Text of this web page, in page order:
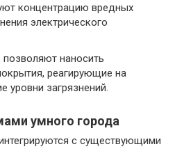
концентрацию вредных
электрического
позволяют наносить
реагирующие на
уровни загрязнений.
умного города
с существующими